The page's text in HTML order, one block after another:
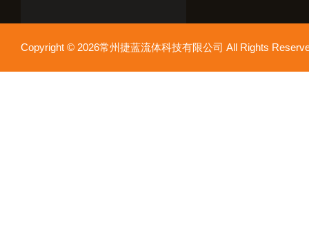
Copyright © 2026常州捷蓝流体科技有限公司 All Rights